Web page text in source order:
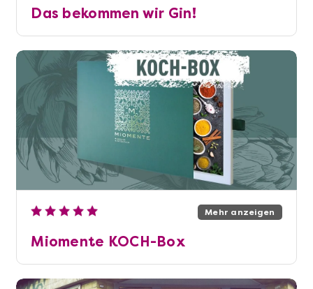
Das bekommen wir Gin!
Mehr anzeigen
Miomente KOCH-Box